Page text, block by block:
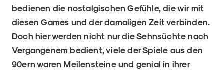
bedienen die nostalgischen Gefühle, die wir mit
diesen Games und der damaligen Zeit verbinden.
Doch hier werden nicht nur die Sehnsüchte nach
Vergangenem bedient, viele der Spiele aus den
90ern waren Meilensteine und genial in ihrer